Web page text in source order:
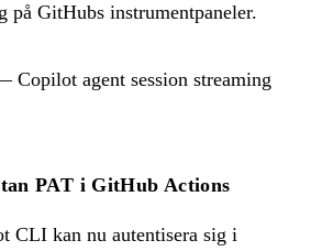
på GitHubs instrumentpaneler.
Copilot agent session streaming
PAT i GitHub Actions
kan nu autentisera sig i